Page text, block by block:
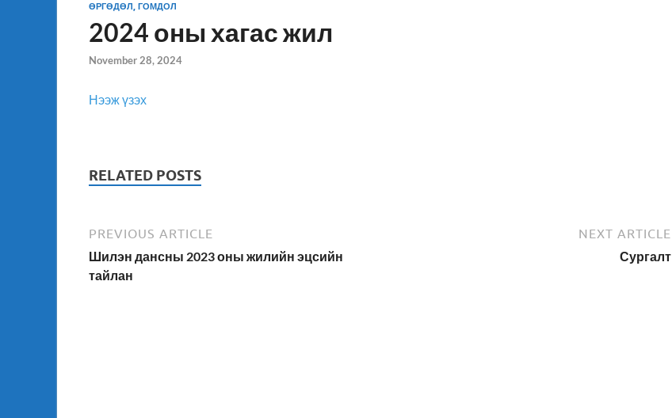
ӨРГӨДӨЛ, ГОМДОЛ
2024 оны хагас жил
November 28, 2024
Нээж үзэх
RELATED POSTS
PREVIOUS ARTICLE
Шилэн дансны 2023 оны жилийн эцсийн
тайлан
NEXT ARTICLE
Сургалт